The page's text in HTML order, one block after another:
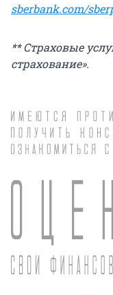
sberbank.com/
** Страховые
страхование».